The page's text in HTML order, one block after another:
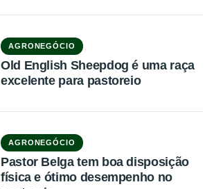
AGRONEGÓCIO
Old English Sheepdog é uma raça
excelente para pastoreio
AGRONEGÓCIO
Pastor Belga tem boa disposição
física e ótimo desempenho no